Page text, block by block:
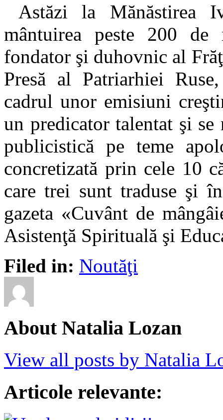
Astăzi la Mănăstirea
mântuirea peste 200 de
fondator şi duhovnic al
Presă al Patriarhiei
cadrul unor emisiuni
un predicator talentat şi
publicistică pe teme
concretizată prin cele 10
care trei sunt traduse şi
gazeta «Cuvânt de
Asistenţă Spirituală şi
Filed in: Noutăţi
About Natalia Lozan
View all posts by Natalia
Articole relevante: